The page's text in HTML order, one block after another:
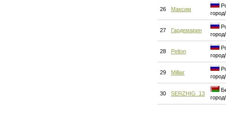
26 Максим
27 Гардемарин
28 Pelton
29 Milliar
30 SERZHIG_13